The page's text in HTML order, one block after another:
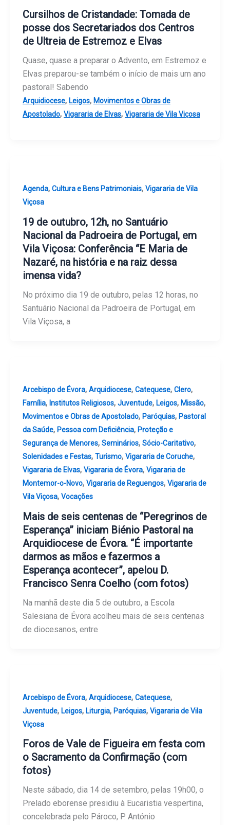
Cursilhos de Cristandade: Tomada de
posse dos Secretariados dos Centros
de Ultreia de Estremoz e Elvas
Quase, quase a preparar o Advento, em Estremoz e
Elvas preparou-se também o início de mais um ano
pastoral! Sabendo
Arquidiocese, Leigos, Movimentos e Obras de
Apostolado, Vigararia de Elvas, Vigararia de Vila Viçosa
Agenda, Cultura e Bens Patrimoniais, Vigararia de Vila
Viçosa
19 de outubro, 12h, no Santuário
Nacional da Padroeira de Portugal, em
Vila Viçosa: Conferência “E Maria de
Nazaré, na história e na raiz dessa
imensa vida?
No próximo dia 19 de outubro, pelas 12 horas, no
Santuário Nacional da Padroeira de Portugal, em
Vila Viçosa, a
Arcebispo de Évora, Arquidiocese, Catequese, Clero,
Família, Institutos Religiosos, Juventude, Leigos, Missão,
Movimentos e Obras de Apostolado, Paróquias, Pastoral
da Saúde, Pessoa com Deficiência, Proteção e
Segurança de Menores, Seminários, Sócio-Caritativo,
Solenidades e Festas, Turismo, Vigararia de Coruche,
Vigararia de Elvas, Vigararia de Évora, Vigararia de
Montemor-o-Novo, Vigararia de Reguengos, Vigararia de
Vila Viçosa, Vocações
Mais de seis centenas de “Peregrinos de
Esperança” iniciam Biénio Pastoral na
Arquidiocese de Évora. “É importante
darmos as mãos e fazermos a
Esperança acontecer”, apelou D.
Francisco Senra Coelho (com fotos)
Na manhã deste dia 5 de outubro, a Escola
Salesiana de Évora acolheu mais de seis centenas
de diocesanos, entre
Arcebispo de Évora, Arquidiocese, Catequese,
Juventude, Leigos, Liturgia, Paróquias, Vigararia de Vila
Viçosa
Foros de Vale de Figueira em festa com
o Sacramento da Confirmação (com
fotos)
Neste sábado, dia 14 de setembro, pelas 19h00, o
Prelado eborense presidiu à Eucaristia vespertina,
concelebrada pelo Pároco, P. António